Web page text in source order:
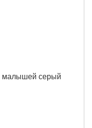
малышей серый